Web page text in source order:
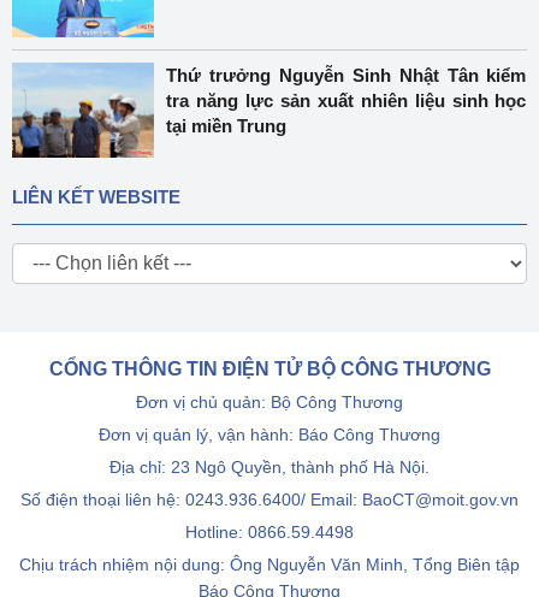
Thứ trưởng Nguyễn Sinh Nhật Tân kiểm
tra năng lực sản xuất nhiên liệu sinh học
tại miền Trung
LIÊN KẾT WEBSITE
CỔNG THÔNG TIN ĐIỆN TỬ BỘ CÔNG THƯƠNG
Đơn vị chủ quản: Bộ Công Thương
Đơn vị quản lý, vận hành: Báo Công Thương
Địa chỉ: 23 Ngô Quyền, thành phố Hà Nội.
Số điện thoại liên hệ: 0243.936.6400/ Email: BaoCT@moit.gov.vn
Hotline: 0866.59.4498
Chịu trách nhiệm nội dung: Ông Nguyễn Văn Minh, Tổng Biên tập
Báo Công Thương